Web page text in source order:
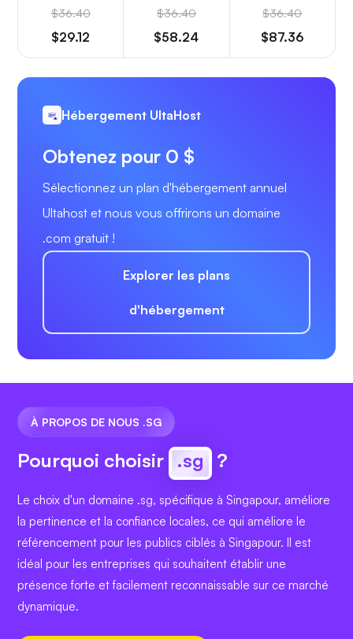
$36.40
$29.12
$36.40
$58.24
$36.40
$87.36
Hébergement UltaHost
Obtenez pour 0 $
Sélectionnez un plan d'hébergement annuel
Ultahost et nous vous offrirons un domaine
.com gratuit !
Explorer les plans
d'hébergement
À PROPOS DE NOUS .SG
Pourquoi choisir .sg ?
Le choix d'un domaine .sg, spécifique à Singapour, améliore
la pertinence et la confiance locales, ce qui améliore le
référencement pour les publics ciblés à Singapour. Il est
idéal pour les entreprises qui souhaitent établir une
présence forte et facilement reconnaissable sur ce marché
dynamique.